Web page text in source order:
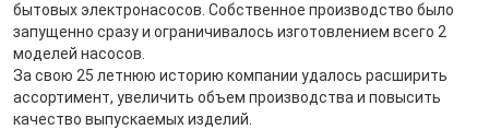
бытовых электронасосов. Собственное производство было
запущенно сразу и ограничивалось изготовлением всего 2
моделей насосов.
За свою 25 летнюю историю компании удалось расширить
ассортимент, увеличить объем производства и повысить
качество выпускаемых изделий.